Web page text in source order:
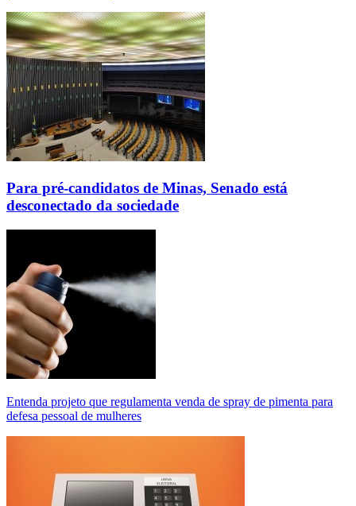
Para pré-candidatos de Minas, Senado está
desconectado da sociedade
Entenda projeto que regulamenta venda de spray de pimenta para
defesa pessoal de mulheres